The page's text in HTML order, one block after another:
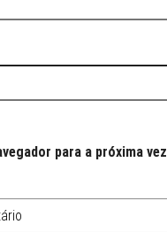
para a próxima vez